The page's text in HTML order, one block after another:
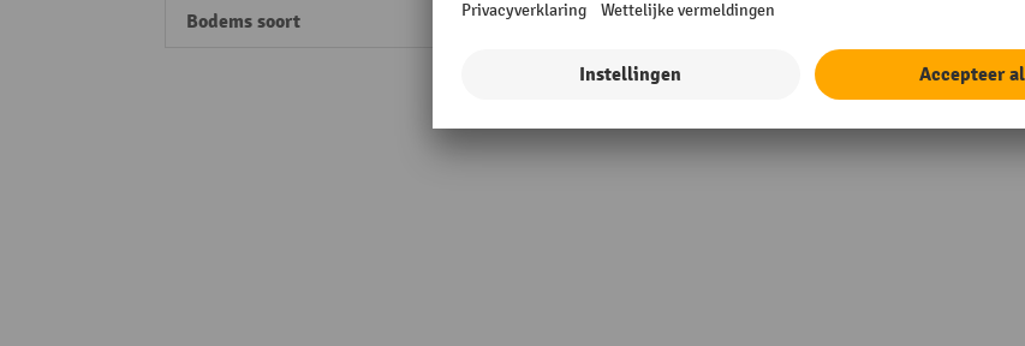
Bodems soort Legbord